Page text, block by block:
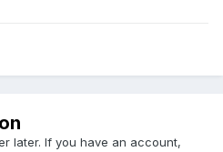
later. If you have an account,